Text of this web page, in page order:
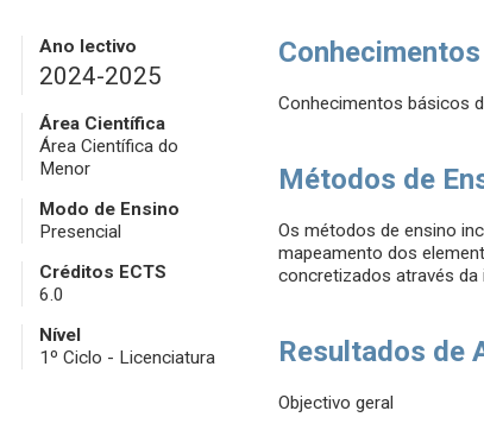
Ano lectivo
2024-2025
Área Científica
Área Científica do
Menor
Modo de Ensino
Presencial
Créditos ECTS
6.0
Nível
1º Ciclo - Licenciatura
Conhecimentos básicos
Métodos de
Os métodos de ensino
mapeamento dos
concretizados através
Resultados de
Objectivo geral